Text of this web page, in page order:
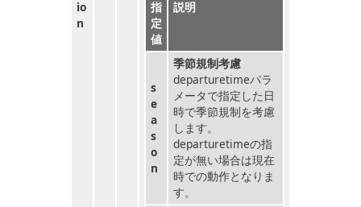
io
n
指
定
値
説明
s
e
a
s
o
n
季節規制考慮
departuretimeパラ
メータで指定した日
時で季節規制を考慮
します。
departuretimeの指
定が無い場合は現在
時での動作となりま
す。